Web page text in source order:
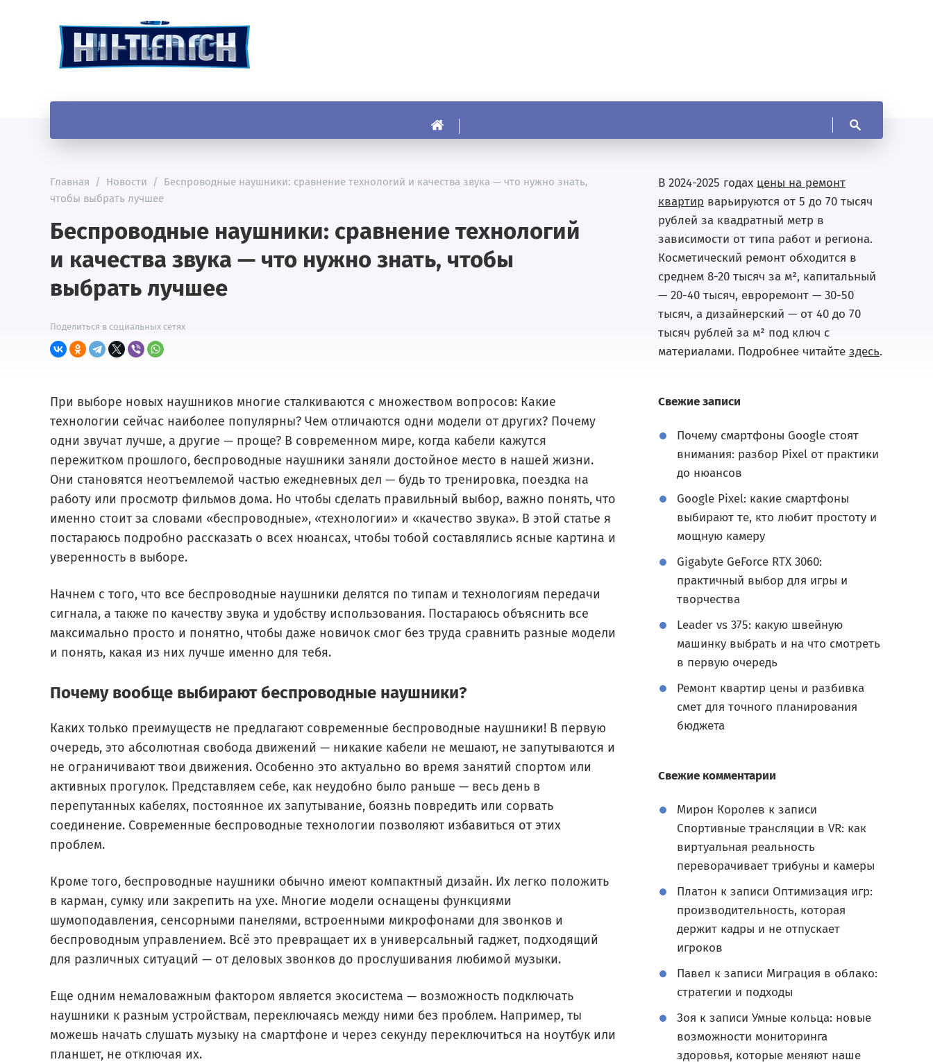
Главная / Новости / Беспроводные наушники: сравнение технологий и качества звука — что нужно знать,
чтобы выбрать лучшее
Беспроводные наушники: сравнение технологий
и качества звука — что нужно знать, чтобы
выбрать лучшее
Поделиться в социальных сетях
При выборе новых наушников многие сталкиваются с множеством вопросов: Какие
технологии сейчас наиболее популярны? Чем отличаются одни модели от других? Почему
одни звучат лучше, а другие — проще? В современном мире, когда кабели кажутся
пережитком прошлого, беспроводные наушники заняли достойное место в нашей жизни.
Они становятся неотъемлемой частью ежедневных дел — будь то тренировка, поездка на
работу или просмотр фильмов дома. Но чтобы сделать правильный выбор, важно понять, что
именно стоит за словами «беспроводные», «технологии» и «качество звука». В этой статье я
постараюсь подробно рассказать о всех нюансах, чтобы тобой составлялись ясные картина и
уверенность в выборе.
Начнем с того, что все беспроводные наушники делятся по типам и технологиям передачи
сигнала, а также по качеству звука и удобству использования. Постараюсь объяснить все
максимально просто и понятно, чтобы даже новичок смог без труда сравнить разные модели
и понять, какая из них лучше именно для тебя.
Почему вообще выбирают беспроводные наушники?
Каких только преимуществ не предлагают современные беспроводные наушники! В первую
очередь, это абсолютная свобода движений — никакие кабели не мешают, не запутываются и
не ограничивают твои движения. Особенно это актуально во время занятий спортом или
активных прогулок. Представляем себе, как неудобно было раньше — весь день в
перепутанных кабелях, постоянное их запутывание, боязнь повредить или сорвать
соединение. Современные беспроводные технологии позволяют избавиться от этих
проблем.
Кроме того, беспроводные наушники обычно имеют компактный дизайн. Их легко положить
в карман, сумку или закрепить на ухе. Многие модели оснащены функциями
шумоподавления, сенсорными панелями, встроенными микрофонами для звонков и
беспроводным управлением. Всё это превращает их в универсальный гаджет, подходящий
для различных ситуаций — от деловых звонков до прослушивания любимой музыки.
Еще одним немаловажным фактором является экосистема — возможность подключать
наушники к разным устройствам, переключаясь между ними без проблем. Например, ты
можешь начать слушать музыку на смартфоне и через секунду переключиться на ноутбук или
планшет, не отключая их.
В 2024-2025 годах цены на ремонт
квартир варьируются от 5 до 70 тысяч
рублей за квадратный метр в
зависимости от типа работ и региона.
Косметический ремонт обходится в
среднем 8-20 тысяч за м², капитальный
— 20-40 тысяч, евроремонт — 30-50
тысяч, а дизайнерский — от 40 до 70
тысяч рублей за м² под ключ с
материалами. Подробнее читайте здесь.
Свежие записи
Почему смартфоны Google стоят
внимания: разбор Pixel от практики
до нюансов
Google Pixel: какие смартфоны
выбирают те, кто любит простоту и
мощную камеру
Gigabyte GeForce RTX 3060:
практичный выбор для игры и
творчества
Leader vs 375: какую швейную
машинку выбрать и на что смотреть
в первую очередь
Ремонт квартир цены и разбивка
смет для точного планирования
бюджета
Свежие комментарии
Мирон Королев к записи
Спортивные трансляции в VR: как
виртуальная реальность
переворачивает трибуны и камеры
Платон к записи Оптимизация игр:
производительность, которая
держит кадры и не отпускает
игроков
Павел к записи Миграция в облако:
стратегии и подходы
Зоя к записи Умные кольца: новые
возможности мониторинга
здоровья, которые меняют наше